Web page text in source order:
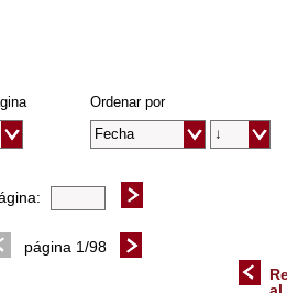
Ordenar por
página 1/98